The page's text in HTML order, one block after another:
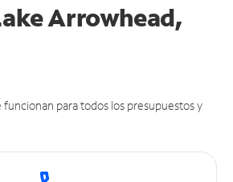
Arrowhead,
para todos los presupuestos y